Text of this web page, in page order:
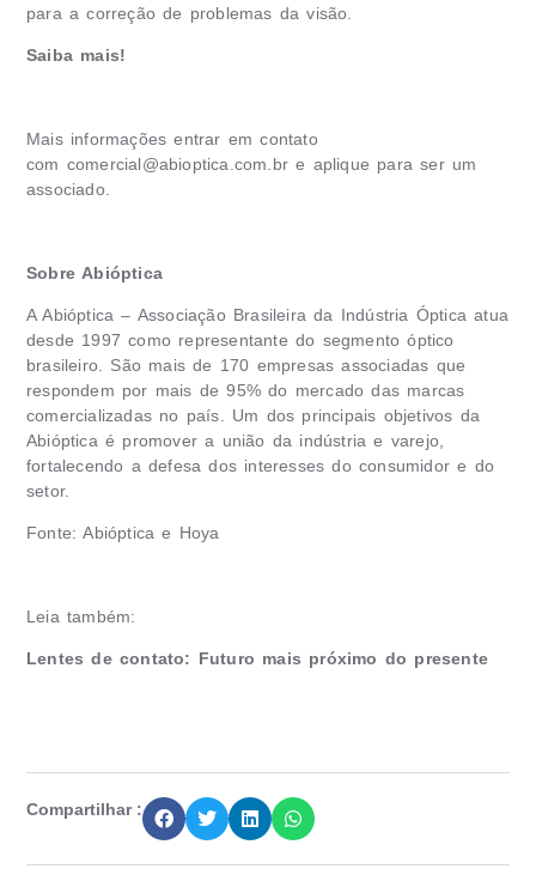
para a correção de problemas da visão.
Saiba mais!
Mais informações entrar em contato
com comercial@abioptica.com.br e aplique para ser um
associado.
Sobre Abióptica
A Abióptica – Associação Brasileira da Indústria Óptica atua
desde 1997 como representante do segmento óptico
brasileiro. São mais de 170 empresas associadas que
respondem por mais de 95% do mercado das marcas
comercializadas no país. Um dos principais objetivos da
Abióptica é promover a união da indústria e varejo,
fortalecendo a defesa dos interesses do consumidor e do
setor.
Fonte: Abióptica e Hoya
Leia também:
Lentes de contato: Futuro mais próximo do presente
Compartilhar :